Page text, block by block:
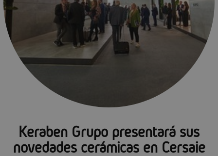
Keraben Grupo presentará sus
novedades cerámicas en Cersaie